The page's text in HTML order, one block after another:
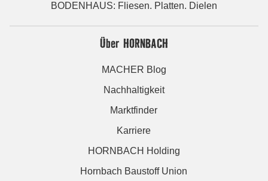
BODENHAUS: Fliesen. Platten. Dielen
Über HORNBACH
MACHER Blog
Nachhaltigkeit
Marktfinder
Karriere
HORNBACH Holding
Hornbach Baustoff Union